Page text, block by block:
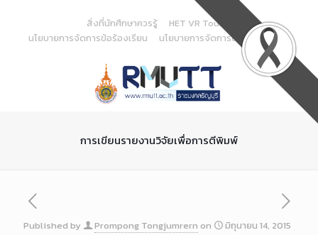
Content
สิ่งที่นักศึกษาควรรู้
HET VR Tour
นโยบายการจัดการข้อร้องเรียน
นโยบายการจัดการด้านสารสนเทศ
การเขียนรายงานวิจัยเพื่อการตีพิมพ์
Published by Prompong Tongjumrern on มิถุนายน 14, 2015